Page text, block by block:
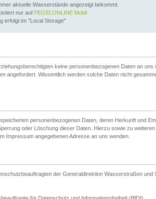
aktuelle Wasserstände angezeigt bekommt.
nur auf PEGELONLINE Mobil
erfolgt im "Local Storage"
keine personenbezogenen Daten an uns
angefordert. Wissentlich werden solche Daten nicht
personenbezogenen Daten, deren Herkunft und
oder Löschung dieser Daten. Hierzu sowie zu
Impressum angegebenen Adresse an uns wenden.
der Generaldirektion Wasserstraßen und